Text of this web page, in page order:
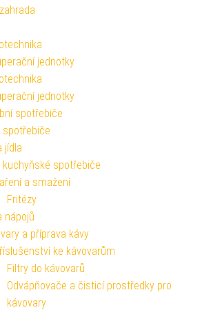
jednotky
jednotky
spotřebiče
spotřebiče
jídla
kuchyňské spotřebiče
a smažení
Fritézy
nápojů
a příprava kávy
ke kávovarům
Filtry do kávovarů
Odvápňovače a čisticí prostředky pro
kávovary